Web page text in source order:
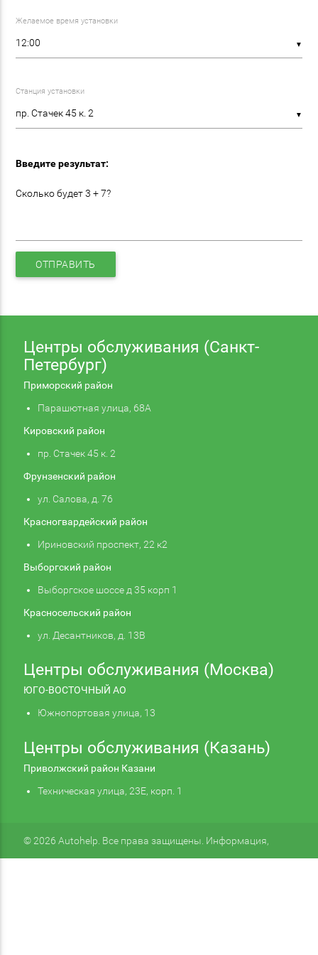
Желаемое время установки
▼
Станция установки
▼
Введите результат:
Сколько будет 3 + 7?
ОТПРАВИТЬ
Центры обслуживания (Санкт-
Петербург)
Приморский район
Парашютная улица, 68А
Кировский район
пр. Стачек 45 к. 2
Фрунзенский район
ул. Салова, д. 76
Красногвардейский район
Ириновский проспект, 22 к2
Выборгский район
Выборгское шоссе д 35 корп 1
Красносельский район
ул. Десантников, д. 13В
Центры обслуживания (Москва)
ЮГО-ВОСТОЧНЫЙ АО
Южнопортовая улица, 13
Центры обслуживания (Казань)
Приволжский район Казани
Техническая улица, 23Е, корп. 1
© 2026 Autohelp. Все права защищены. Информация,